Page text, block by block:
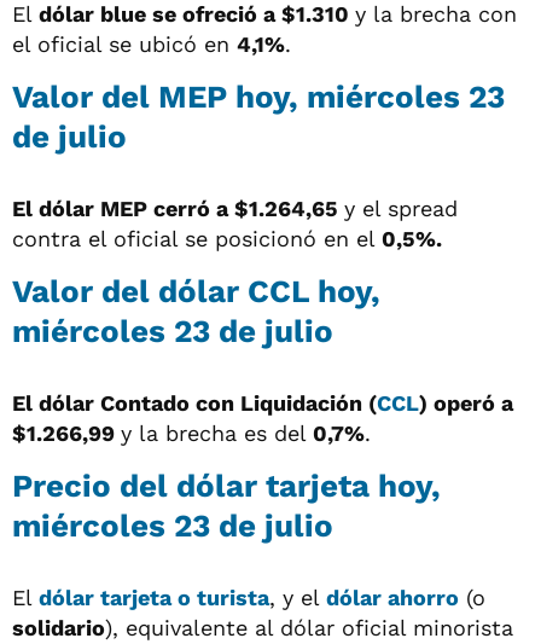
El dólar blue se ofreció a $1.310 y la brecha con
el oficial se ubicó en 4,1%.
Valor del MEP hoy, miércoles 23
de julio
El dólar MEP cerró a $1.264,65 y el spread
contra el oficial se posicionó en el 0,5%.
Valor del dólar CCL hoy,
miércoles 23 de julio
El dólar Contado con Liquidación (CCL) operó a
$1.266,99 y la brecha es del 0,7%.
Precio del dólar tarjeta hoy,
miércoles 23 de julio
El dólar tarjeta o turista, y el dólar ahorro (o
solidario), equivalente al dólar oficial minorista